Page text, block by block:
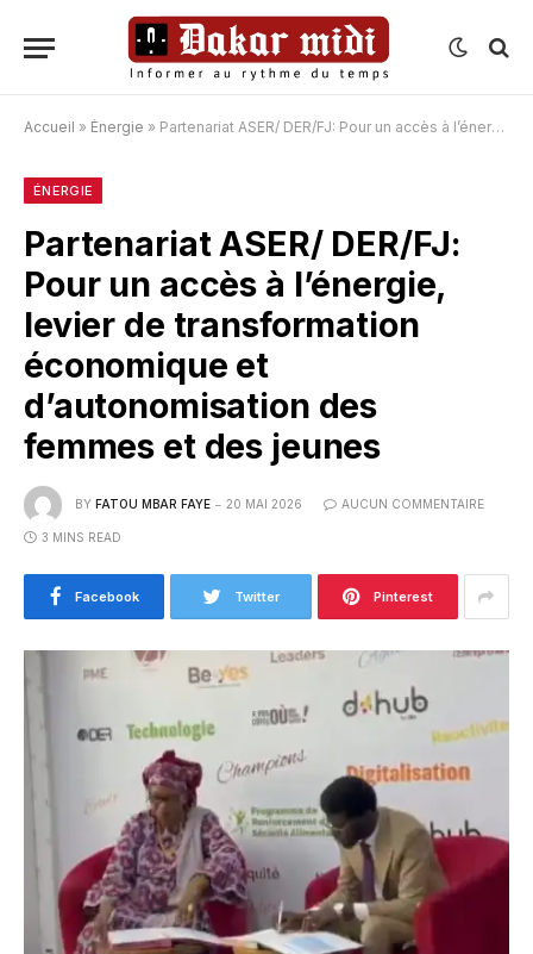
Accueil » Énergie » Partenariat ASER/ DER/FJ: Pour un accès à l’énergie, levier de transformation économique et d’autonomisation des femmes et des jeunes
ÉNERGIE
Partenariat ASER/ DER/FJ:
Pour un accès à l’énergie,
levier de transformation
économique et
d’autonomisation des
femmes et des jeunes
BY FATOU MBAR FAYE 20 MAI 2026 AUCUN COMMENTAIRE
3 MINS READ
Facebook Twitter Pinterest